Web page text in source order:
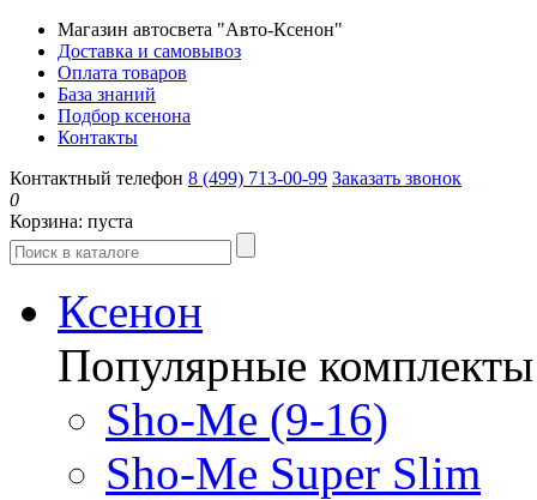
Магазин автосвета "Авто-Ксенон"
Доставка и самовывоз
Оплата товаров
База знаний
Подбор ксенона
Контакты
Контактный телефон 8 (499) 713-00-99 Заказать звонок
0
Корзина: пуста
Ксенон
Популярные комплекты
Sho-Me (9-16)
Sho-Me Super Slim